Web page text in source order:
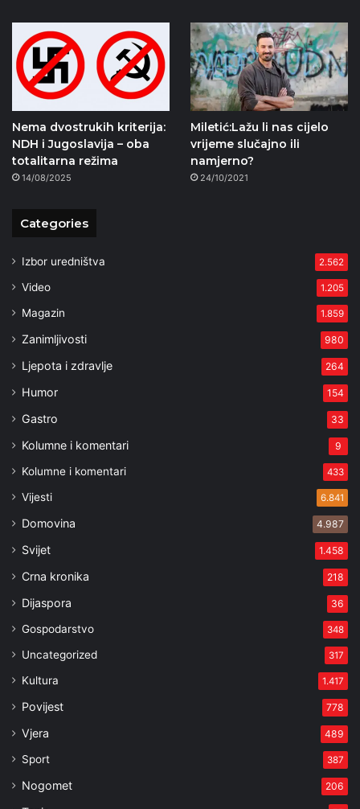
Nema dvostrukih kriterija:
NDH i Jugoslavija – oba
totalitarna režima
14/08/2025
Miletić:Lažu li nas cijelo
vrijeme slučajno ili
namjerno?
24/10/2021
Categories
Izbor uredništva 2.562
Video 1.205
Magazin 1.859
Zanimljivosti 980
Ljepota i zdravlje 264
Humor 154
Gastro 33
Kolumne i komentari 9
Kolumne i komentari 433
Vijesti 6.841
Domovina 4.987
Svijet 1.458
Crna kronika 218
Dijaspora 36
Gospodarstvo 348
Uncategorized 317
Kultura 1.417
Povijest 778
Vjera 489
Sport 387
Nogomet 206